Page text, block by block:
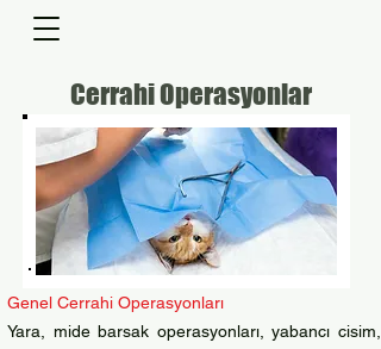
Cerrahi Operasyonlar
Genel Cerrahi Operasyonları
Yara, mide barsak operasyonları, yabancı cisim,